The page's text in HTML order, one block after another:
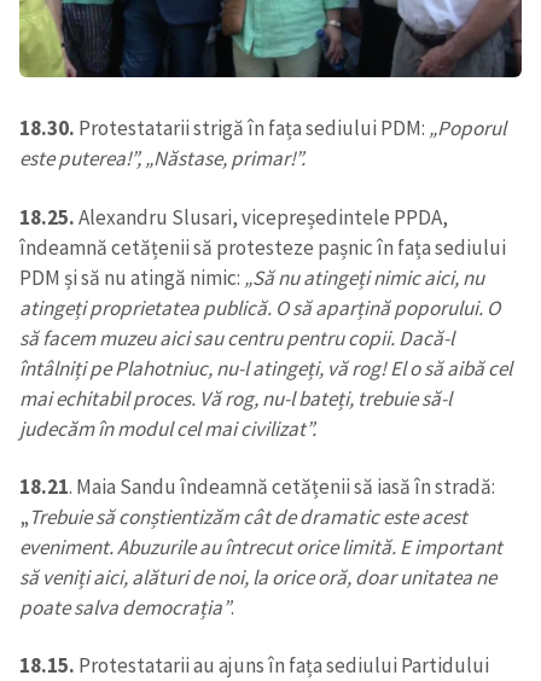
18.30. Protestatarii strigă în fața sediului PDM: „Poporul
este puterea!”, „Năstase, primar!”.
18.25.Alexandru Slusari, vicepreședintele PPDA,
îndeamnă cetățenii să protesteze pașnic în fața sediului
PDM și să nu atingă nimic: „Să nu atingeți nimic aici, nu
atingeți proprietatea publică. O să aparțină poporului. O
să facem muzeu aici sau centru pentru copii. Dacă-l
întâlniți pe Plahotniuc, nu-l atingeți, vă rog! El o să aibă cel
mai echitabil proces. Vă rog, nu-l bateți, trebuie să-l
judecăm în modul cel mai civilizat”.
18.21. Maia Sandu îndeamnă cetățenii să iasă în stradă:
„Trebuie să conștientizăm cât de dramatic este acest
eveniment. Abuzurile au întrecut orice limită. E important
să veniți aici, alături de noi, la orice oră, doar unitatea ne
poate salva democrația”.
18.15. Protestatarii au ajuns în fața sediului Partidului